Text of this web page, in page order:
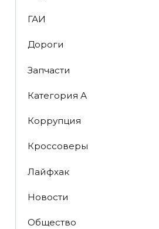
ГАИ
Дороги
Запчасти
Категория А
Коррупция
Кроссоверы
Лайфхак
Новости
Общество